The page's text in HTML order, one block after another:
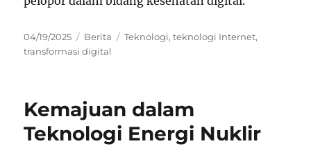
Posted
on
04/19/2025 Categories
Berita Tags
Teknologi,teknologi Internet,
transformasi digital
Kemajuan dalam
Teknologi Energi Nuklir